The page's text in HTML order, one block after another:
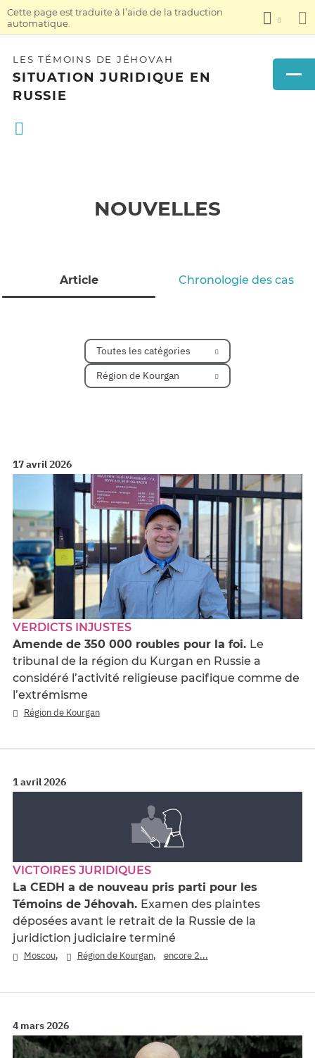
Cette page est traduite à l’aide de la traduction
automatique.
LES TÉMOINS DE JÉHOVAH
SITUATION JURIDIQUE EN
RUSSIE
NOUVELLES
Article Chronologie des cas
Toutes les catégories
Région de Kourgan
17 avril 2026
VERDICTS INJUSTES
Amende de 350 000 roubles pour la foi. Le
tribunal de la région du Kurgan en Russie a
considéré l’activité religieuse pacifique comme de
l’extrémisme
Région de Kourgan
1 avril 2026
VICTOIRES JURIDIQUES
La CEDH a de nouveau pris parti pour les
Témoins de Jéhovah. Examen des plaintes
déposées avant le retrait de la Russie de la
juridiction judiciaire terminé
Moscou, Région de Kourgan, encore 2...
4 mars 2026